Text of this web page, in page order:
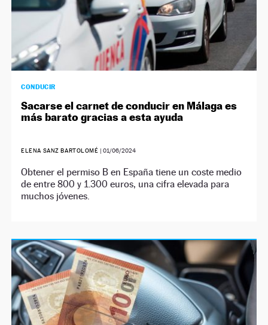
CONDUCIR
Sacarse el carnet de conducir en Málaga es
más barato gracias a esta ayuda
ELENA SANZ BARTOLOMÉ | 01/06/2024
Obtener el permiso B en España tiene un coste medio
de entre 800 y 1.300 euros, una cifra elevada para
muchos jóvenes.